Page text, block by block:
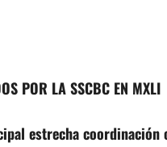
POR LA SSCBC EN MXLI
estrecha